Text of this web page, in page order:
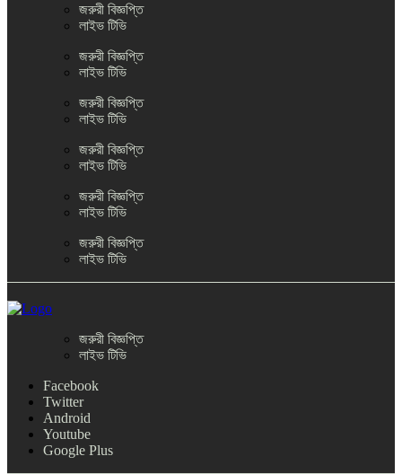
জরুরী বিজ্ঞপ্তি
লাইভ টিভি
জরুরী বিজ্ঞপ্তি
লাইভ টিভি
জরুরী বিজ্ঞপ্তি
লাইভ টিভি
জরুরী বিজ্ঞপ্তি
লাইভ টিভি
জরুরী বিজ্ঞপ্তি
লাইভ টিভি
জরুরী বিজ্ঞপ্তি
লাইভ টিভি
জরুরী বিজ্ঞপ্তি
লাইভ টিভি
Facebook
Twitter
Android
Youtube
Google Plus